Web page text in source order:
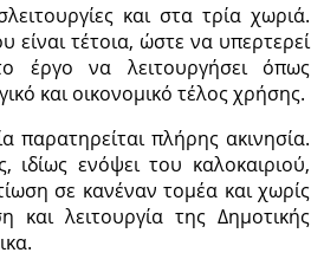
και στα τρία χωριά.
τέτοια, ώστε να υπερτερεί
έργο να λειτουργήσει όπως
και οικονομικό τέλος χρήσης.
πλήρης ακινησία.
ενόψει του καλοκαιριού,
σε κανέναν τομέα και χωρίς
και λειτουργία της Δημοτικής